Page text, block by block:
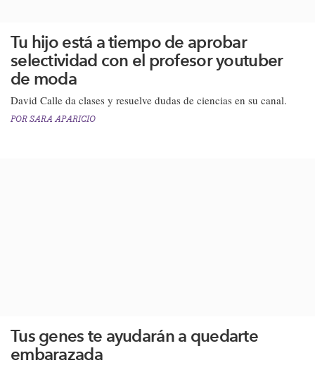
Tu hijo está a tiempo de aprobar
selectividad con el profesor youtuber
de moda
​David Calle da clases y resuelve dudas de ciencias en su canal.​
POR SARA APARICIO
Tus genes te ayudarán a quedarte
embarazada